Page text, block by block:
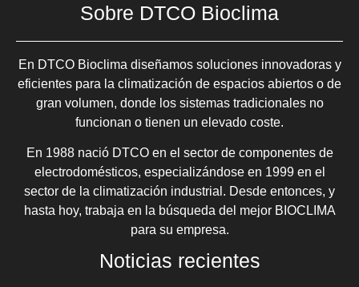
Sobre DTCO Bioclima
En DTCO Bioclima diseñamos soluciones innovadoras y
eficientes para la climatización de espacios abiertos o de
gran volumen, donde los sistemas tradicionales no
funcionan o tienen un elevado coste.
En 1988 nació DTCO en el sector de componentes de
electrodomésticos, especializándose en 1999 en el
sector de la climatización industrial. Desde entonces, y
hasta hoy, trabaja en la búsqueda del mejor BIOCLIMA
para su empresa.
Noticias recientes